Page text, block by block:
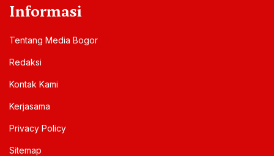
Informasi
Tentang Media Bogor
Redaksi
Kontak Kami
Kerjasama
Privacy Policy
Sitemap